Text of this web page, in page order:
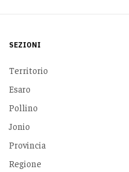
SEZIONI
Territorio
Esaro
Pollino
Jonio
Provincia
Regione